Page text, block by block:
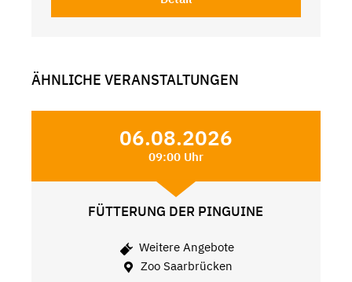
ÄHNLICHE VERANSTALTUNGEN
06.08.2026
09:00 Uhr
FÜTTERUNG DER PINGUINE
Weitere Angebote
Zoo Saarbrücken